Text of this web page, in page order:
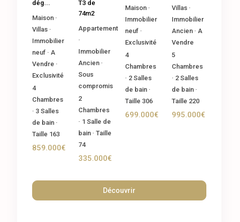
dég...
Maison·
Villas·
Immobilier
neuf· A
Vendre ·
Exclusivité
4
Chambres
· 3Salles
de bain ·
Taille 163
859.000€
T3 de
74m2
Appartement
·
Immobilier
Ancien ·
Sous
compromis
2
Chambres
· 1 Salle de
bain · Taille
74
335.000€
Maison ·
Immobilier
neuf ·
Exclusivité
4
Chambres
· 2 Salles
de bain ·
Taille306
699.000€
Villas ·
Immobilier
Ancien ·A
Vendre
5
Chambres
· 2 Salles
de bain ·
Taille 220
995.000€
Découvrir